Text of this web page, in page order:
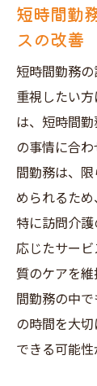
短時間勤
スの改善
短時間勤務
重視したい
は、短時間
の事情に合
間勤務は、
められるため
特に訪問介
応じたサー
質のケアを
間勤務の中
の時間を大
できる可能性